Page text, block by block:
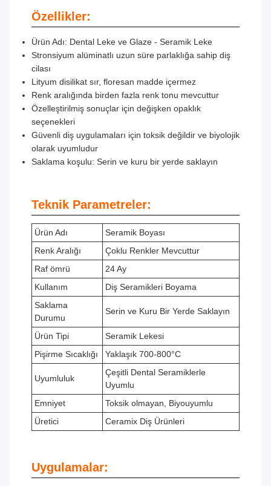
Özellikler:
Ürün Adı: Dental Leke ve Glaze - Seramik Leke
Stronsiyum alüminatlı uzun süre parlaklığa sahip diş
cilası
Lityum disilikat sır, floresan madde içermez
Renk aralığında birden fazla renk tonu mevcuttur
Özelleştirilmiş sonuçlar için değişken opaklık
seçenekleri
Güvenli diş uygulamaları için toksik değildir ve biyolojik
olarak uyumludur
Saklama koşulu: Serin ve kuru bir yerde saklayın
Teknik Parametreler:
Ürün Adı
Seramik Boyası
Renk Aralığı
Çoklu Renkler Mevcuttur
Raf ömrü
24 Ay
Kullanım
Diş Seramikleri Boyama
Saklama
Durumu
Serin ve Kuru Bir Yerde Saklayın
Ürün Tipi
Seramik Lekesi
Pişirme Sıcaklığı
Yaklaşık 700-800°C
Uyumluluk
Çeşitli Dental Seramiklerle
Uyumlu
Emniyet
Toksik olmayan, Biyouyumlu
Üretici
Ceramix Diş Ürünleri
Uygulamalar: